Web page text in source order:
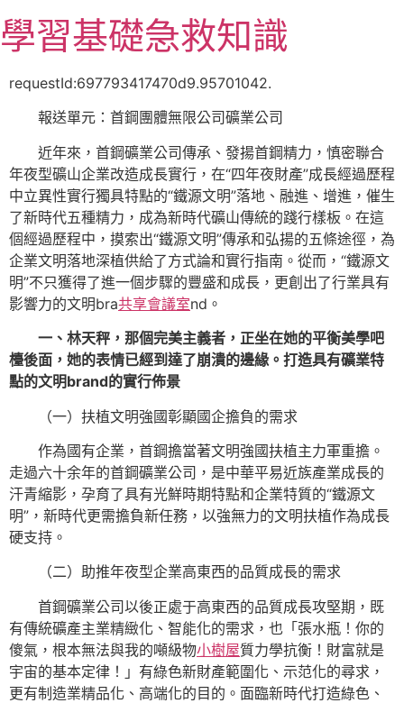
至
主
學習基礎急救知識
requestId:697793417470d9.95701042.
報送單元：首鋼團體無限公司礦業公司
近年來，首鋼礦業公司傳承、發揚首鋼精力，慎密聯合
年夜型礦山企業改造成長實行，在“四年夜財產”成長經過歷程
中立異性實行獨具特點的“鐵源文明”落地、融進、增進，催生
了新時代五種精力，成為新時代礦山傳統的踐行樣板。在這
個經過歷程中，摸索出“鐵源文明”傳承和弘揚的五條途徑，為
企業文明落地深植供給了方式論和實行指南。從而，“鐵源文
明”不只獲得了進一個步驟的豐盛和成長，更創出了行業具有
影響力的文明bra共享會議室nd。
一、林天秤，那個完美主義者，正坐在她的平衡美學吧
檯後面，她的表情已經到達了崩潰的邊緣。打造具有礦業特
點的文明brand的實行佈景
（一）扶植文明強國彰顯國企擔負的需求
作為國有企業，首鋼擔當著文明強國扶植主力軍重擔。
走過六十余年的首鋼礦業公司，是中華平易近族產業成長的
汗青縮影，孕育了具有光鮮時期特點和企業特質的“鐵源文
明”，新時代更需擔負新任務，以強無力的文明扶植作為成長
硬支持。
（二）助推年夜型企業高東西的品質成長的需求
首鋼礦業公司以後正處于高東西的品質成長攻堅期，既
有傳統礦產主業精緻化、智能化的需求，也「張水瓶！你的
傻氣，根本無法與我的噸級物小樹屋質力學抗衡！財富就是
宇宙的基本定律！」有綠色新財產範圍化、示范化的尋求，
更有制造業精品化、高端化的目的。面臨新時代打造綠色、